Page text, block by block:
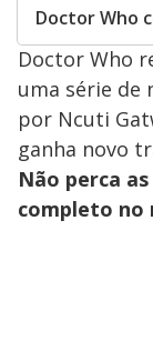
Doctor Who
Doctor Who
uma série de
por Ncuti
ganha novo
Não perca
completo no